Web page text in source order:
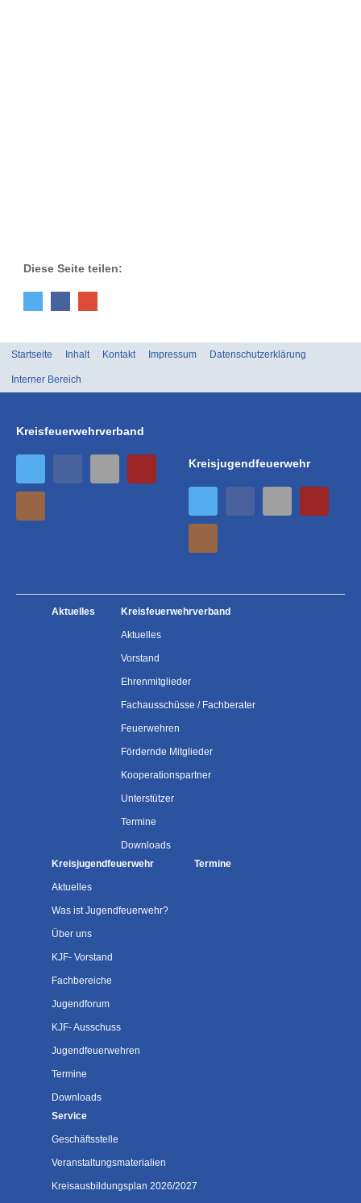
Diese Seite teilen:
Startseite Inhalt Kontakt Impressum Datenschutzerklärung
Interner Bereich
Kreisfeuerwehrverband
Kreisjugendfeuerwehr
Aktuelles Kreisfeuerwehrverband
Aktuelles
Vorstand
Ehrenmitglieder
Fachausschüsse / Fachberater
Feuerwehren
Fördernde Mitglieder
Kooperationspartner
Unterstützer
Termine
Downloads
Kreisjugendfeuerwehr
Aktuelles
Was ist Jugendfeuerwehr?
Über uns
KJF- Vorstand
Fachbereiche
Jugendforum
KJF- Ausschuss
Jugendfeuerwehren
Termine
Downloads
Termine
Service
Geschäftsstelle
Veranstaltungsmaterialien
Kreisausbildungsplan 2026/2027